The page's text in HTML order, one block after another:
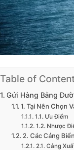
Table of
Gửi Hàng Bằng
1. Tại Nên Chọn
1.1. Ưu Điểm
1.2. Nhược
2. Các Cảng
2.1. Cảng